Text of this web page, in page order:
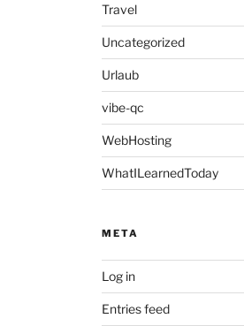
Travel
Uncategorized
Urlaub
vibe-qc
WebHosting
WhatILearnedToday
META
Log in
Entries feed